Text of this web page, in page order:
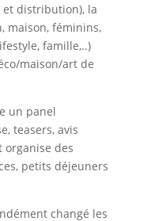
et distribution), la
maison, féminins,
famille,..)
maison/art de
un panel
teasers, avis
organise des
petits déjeuners
changé les